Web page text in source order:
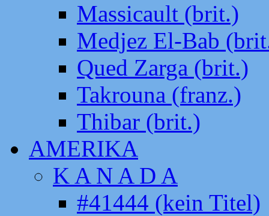
Massicault (brit.)
Medjez El-Bab
Qued Zarga (brit.)
Takrouna (franz.)
Thibar (brit.)
AMERIKA
K A N A D A
#41444 (kein Titel)